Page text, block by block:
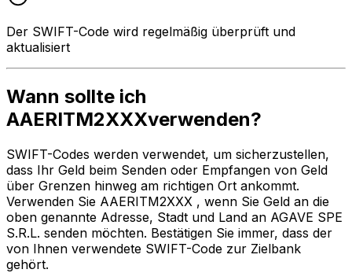
Der SWIFT-Code wird regelmäßig überprüft und
aktualisiert
Wann sollte ich
AAERITM2XXXverwenden?
SWIFT-Codes werden verwendet, um sicherzustellen,
dass Ihr Geld beim Senden oder Empfangen von Geld
über Grenzen hinweg am richtigen Ort ankommt.
Verwenden Sie AAERITM2XXX , wenn Sie Geld an die
oben genannte Adresse, Stadt und Land an AGAVE SPE
S.R.L. senden möchten. Bestätigen Sie immer, dass der
von Ihnen verwendete SWIFT-Code zur Zielbank
gehört.